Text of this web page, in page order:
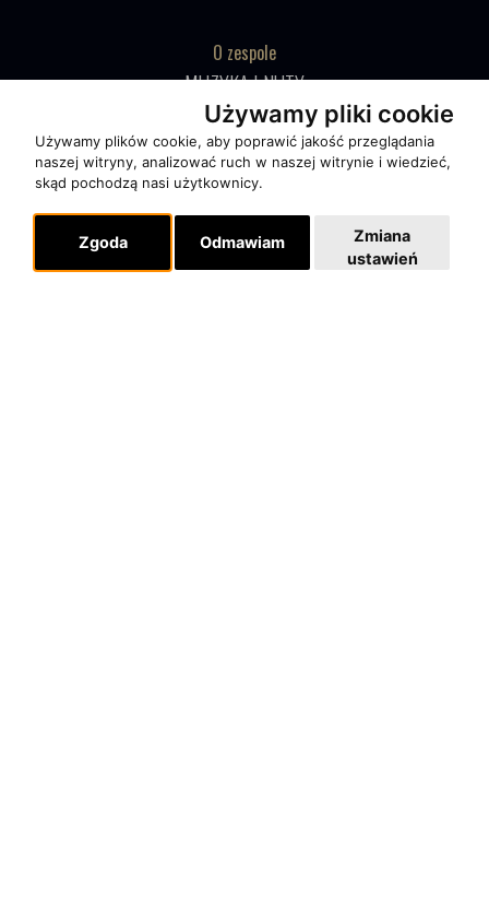
Używamy pliki cookie
Używamy plików cookie, aby poprawić jakość przeglądania
naszej witryny, analizować ruch w naszej witrynie i wiedzieć,
skąd pochodzą nasi użytkownicy.
Zgoda Odmawiam
Zmiana
ustawień
O zespole
MUZYKA I NUTY
NAGRODY
RECENZJE
Pomoc
KONTAKT